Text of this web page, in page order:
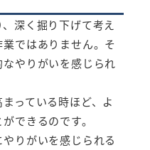
深く掘り下げて考え
ではありません。そ
やりがいを感じられ
っている時ほど、よ
できるのです。
りがいを感じられる